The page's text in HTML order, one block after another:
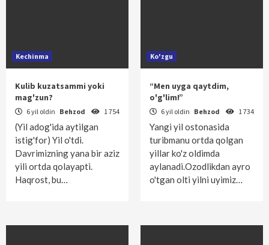
Kechinma
Kulib kuzatsammi yoki
mag'zun?
6 yil oldin Behzod 1 754
(Yil adog'ida aytilgan
istig'for) Yil o'tdi.
Davrimizning yana bir aziz
yili ortda qolayapti.
Haqrost, bu…
Ko'zgu
“Men uyga qaytdim,
o'g'lim!”
6 yil oldin Behzod 1 734
Yangi yil ostonasida
turibmanu ortda qolgan
yillar ko'z oldimda
aylanadi.Ozodlikdan ayro
o'tgan olti yilni uyimiz…